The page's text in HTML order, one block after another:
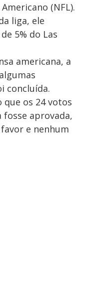
(NFL).
liga, ele
5% do Las
americana, a
concluída.
que os 24 votos
fosse aprovada,
e nenhum